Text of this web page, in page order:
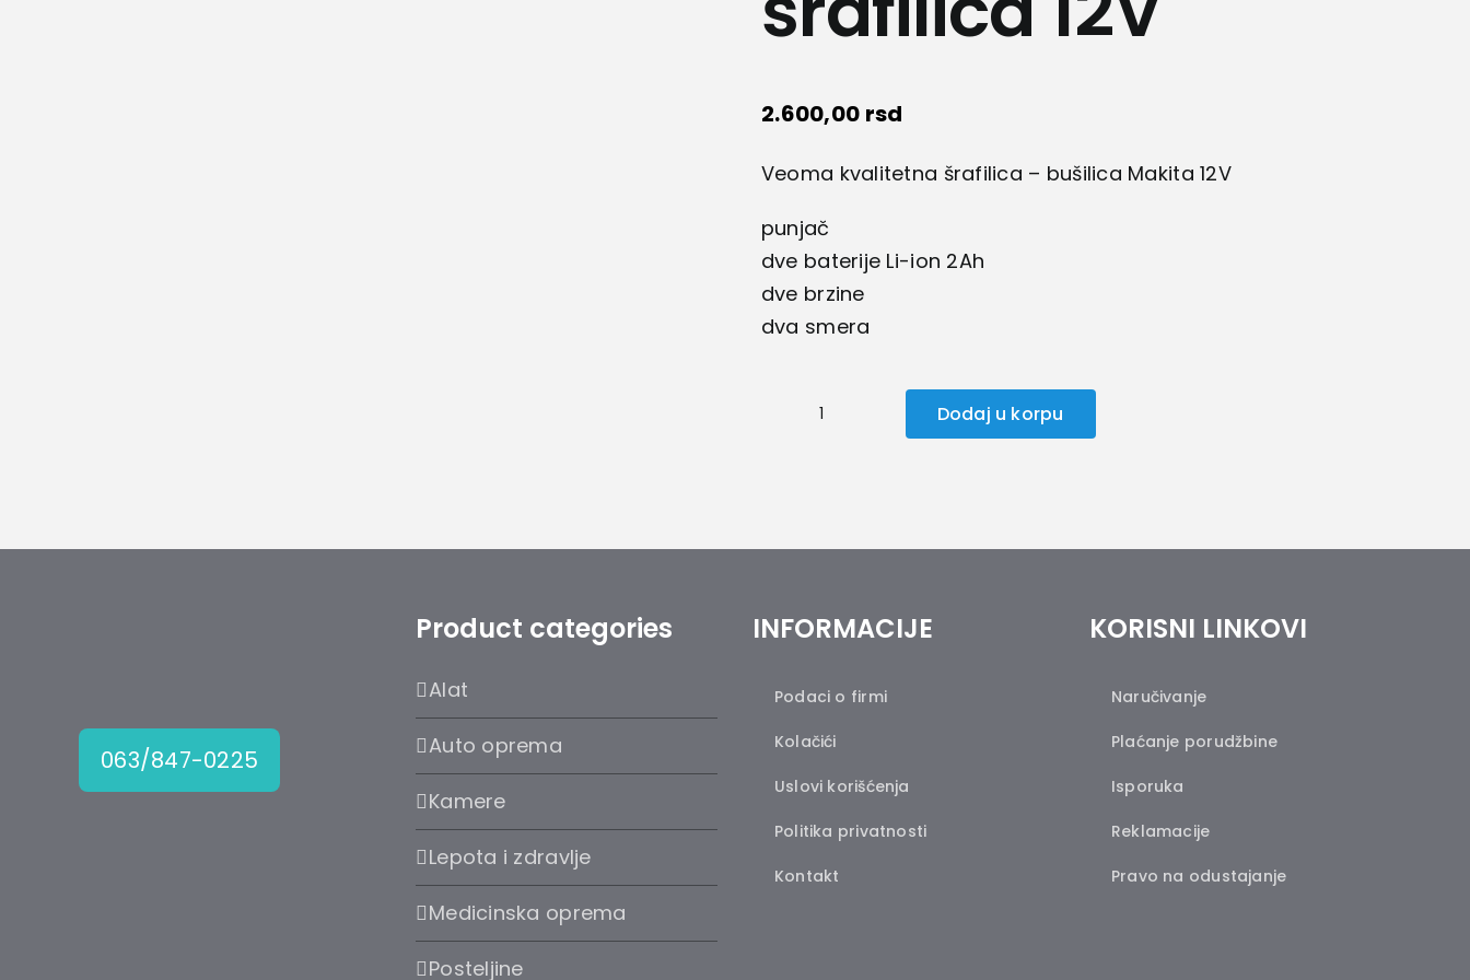
2.600,00 rsd
Veoma kvalitetna šrafilica – bušilica Makita 12V
punjač
dve baterije Li-ion 2Ah
dve brzine
dva smera
Makita
Dodaj u korpu
063/847-0225
Product categories
Alat
Auto oprema
Kamere
Lepota i zdravlje
Medicinska oprema
Posteljine
INFORMACIJE
Podaci o firmi
Kolačići
Uslovi korišćenja
Politika privatnosti
Kontakt
KORISNI LINKOVI
Naručivanje
Plaćanje porudžbine
Isporuka
Reklamacije
Pravo na odustajanje